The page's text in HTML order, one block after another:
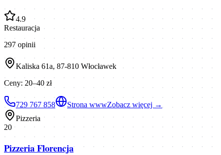
4.9
Restauracja
297 opinii
Kaliska 61a, 87-810 Włocławek
Ceny: 20–40 zł
729 767 858 Strona wwwZobacz więcej →
Pizzeria
20
Pizzeria Florencja